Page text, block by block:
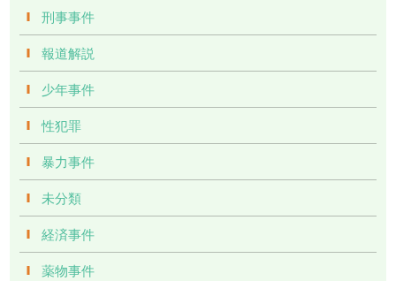
刑事事件
報道解説
少年事件
性犯罪
暴力事件
未分類
経済事件
薬物事件